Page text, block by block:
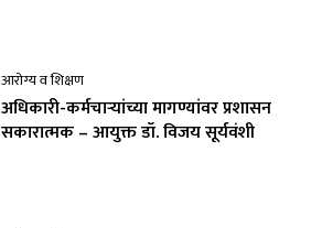
आरोग्य व शिक्षण
अधिकारी-कर्मचाऱ्यांच्या मागण्यांवर प्रशासन
सकारात्मक – आयुक्त डॉ. विजय सूर्यवंशी